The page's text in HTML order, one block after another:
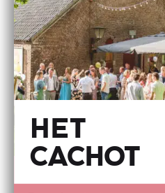
Het
Cachot